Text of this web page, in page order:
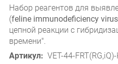
Набор реагентов для
(feline immunodeficiency virus
цепной реакции с
времени".
Артикул: VET-44-